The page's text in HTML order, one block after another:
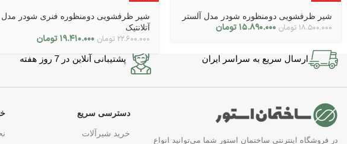
شیر ظرفشویی دومنظوره شودر مدل آلستر
۱۸.۵۰۰.۰۰۰ تومان ۱۵.۸۹۰.۰۰۰تومان
شیر ظرفشویی دومنظوره فنری شودر مدل
آتلانتیک
۲۲.۶۰۰.۰۰۰ تومان ۱۹.۴۱۰.۰۰۰ تومان
ارسال سریع به سراسر ایران پشتیبانی آنلاین در 7 روز هفته
در فروشگاه اینترنتی ساختمان استور شما می‌توانید انواع
دسترسی سریع
خرید شیرآلات